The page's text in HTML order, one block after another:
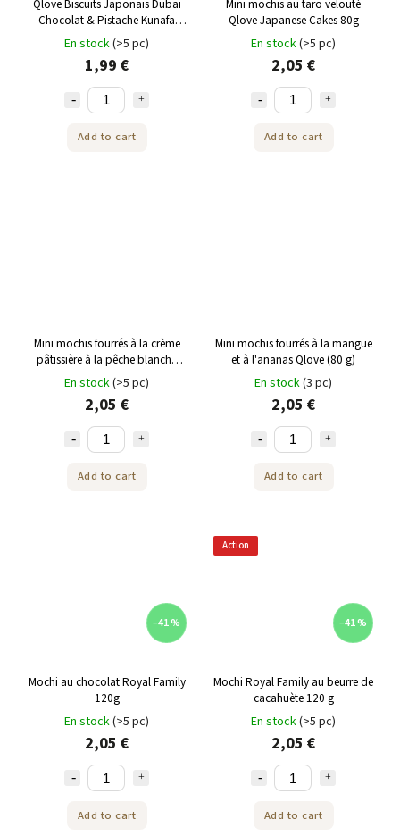
Qlove Biscuits Japonais Dubai
Chocolat & Pistache Kunafa
Deluxe Mochi 45g
En stock(>5 pc)
1,99 €
Add to cart
Mini mochis au taro velouté
Qlove Japanese Cakes 80g
En stock(>5 pc)
2,05 €
Add to cart
Mini mochis fourrés à la crème
pâtissière à la pêche blanche
Qlove (80 g)
En stock(>5 pc)
2,05 €
Add to cart
Mini mochis fourrés à la mangue
et à l'ananas Qlove (80 g)
En stock(3 pc)
2,05 €
Add to cart
–41 %
Mochi au chocolat Royal Family
120g
En stock(>5 pc)
2,05 €
Add to cart
Action
–41 %
Mochi Royal Family au beurre de
cacahuète 120 g
En stock(>5 pc)
2,05 €
Add to cart